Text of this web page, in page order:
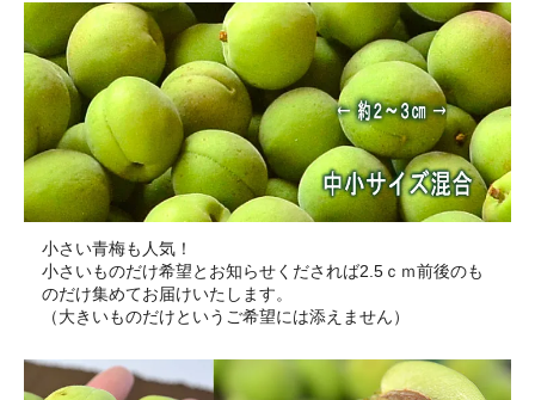
小さい青梅も人気！
小さいものだけ希望とお知らせくだされば2.5ｃｍ前後のも
のだけ集めてお届けいたします。
（大きいものだけというご希望には添えません）